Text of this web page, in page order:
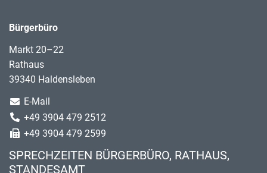
Bürgerbüro
Markt 20–22
Rathaus
39340 Haldensleben
E-Mail
+49 3904 479 2512
+49 3904 479 2599
SPRECHZEITEN BÜRGERBÜRO, RATHAUS,
STANDESAMT